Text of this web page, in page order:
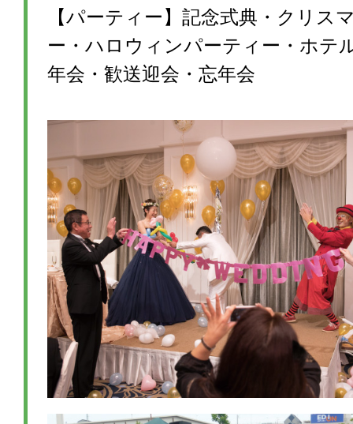
【パーティー】記念式典・クリス
ー・ハロウィンパーティー・ホテ
年会・歓送迎会・忘年会